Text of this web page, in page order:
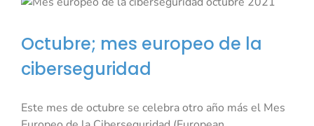
Octubre; mes europeo de la
ciberseguridad
Este mes de octubre se celebra otro año más el Mes